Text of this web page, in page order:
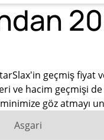
geçmiş
ve hacim
göz atmayı
Asgari